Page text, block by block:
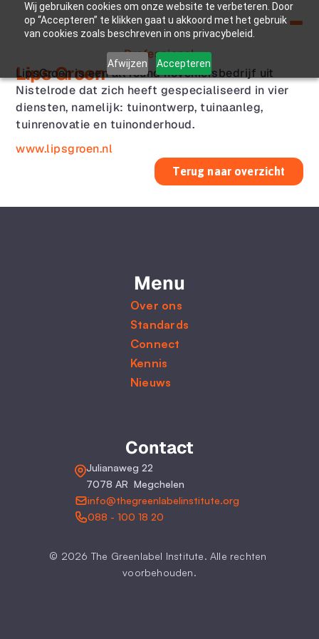
Wij gebruiken cookies om onze website te verbeteren. Door
op “Accepteren” te klikken gaat u akkoord met het gebruik
van cookies zoals beschreven in ons privacybeleid.
Afwijzen Accepteren
Professional
Lips Groen
LipsGroen is een all round hoveniersbedrijf uit
Nistelrode dat zich heeft gespecialiseerd in vier
diensten, namelijk: tuinontwerp, tuinaanleg,
tuinrenovatie en tuinonderhoud.
www.lipsgroen.nl
Terug naar overzicht
Menu
Over ons
Standards
Connect
Kennis
Nieuws
Contact
Julianaweg 22
7078 AR  Megchelen
info@thegreenlabelinstitute.org
088 - 100 18 20
© 2026 The Greenlabel Institute. Alle rechten
voorbehouden.